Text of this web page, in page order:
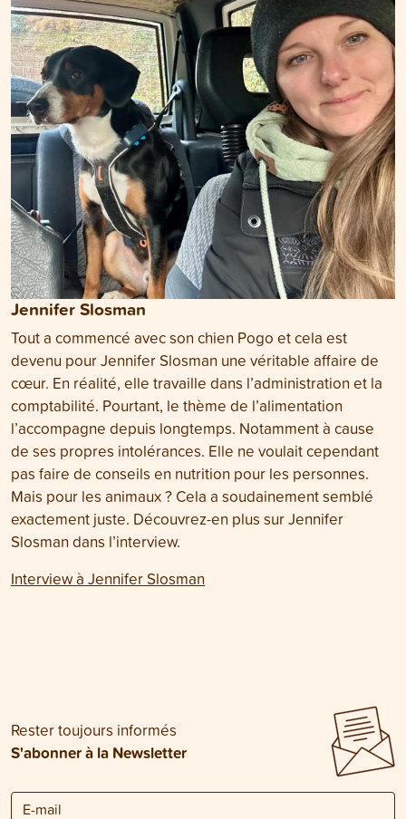
Jennifer Slosman
Tout a commencé avec son chien Pogo et cela est
devenu pour Jennifer Slosman une véritable affaire de
cœur. En réalité, elle travaille dans l’administration et la
comptabilité. Pourtant, le thème de l’alimentation
l’accompagne depuis longtemps. Notamment à cause
de ses propres intolérances. Elle ne voulait cependant
pas faire de conseils en nutrition pour les personnes.
Mais pour les animaux ? Cela a soudainement semblé
exactement juste. Découvrez-en plus sur Jennifer
Slosman dans l’interview.
Interview à Jennifer Slosman
Rester toujours informés
S'abonner à la Newsletter